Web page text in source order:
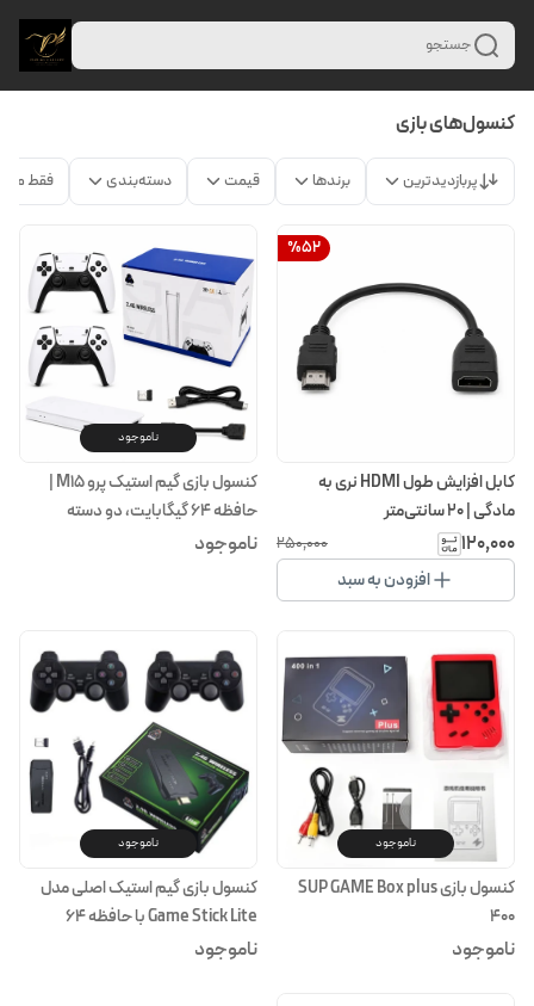
جستجو
کنسول‌های بازی
پربازدیدترین برندها قیمت دسته‌بندی فقط
%52
کابل افزایش طول HDMI نری به
مادگی | ۲۰ سانتی‌متر
۱۲۰٬۰۰۰ ۲۵۰٬۰۰۰
افزودن به سبد
ناموجود
کنسول بازی گیم استیک پرو M15 |
حافظه ۶۴ گیگابایت، دو دسته
بی‌سیم و بیش از ۲۰ هزار بازی
ناموجود
ناموجود
کنسول بازی SUP GAME Box plus
400
ناموجود
ناموجود
کنسول بازی گیم استیک اصلی مدل
Game Stick Lite با حافظه 64
گیگابایت
ناموجود